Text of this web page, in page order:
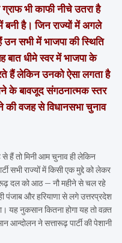
भी काफी नीचे उतरा है
बनी है। जिन राज्यों में अगले
सभी में भाजपा की स्थिति
बात धीमे स्वर में भाजपा के
हैं लेकिन उनको ऐसा लगता है
के बावजूद संगठनात्मक स्तर
की वजह से विधानसभा चुनाव
हैं तो मिनी आम चुनाव ही लेकिन
सभी राज्यों में किसी एक मुद्दे को लेकर
दल को आठ – नौ महीने से चल रहे
पंजाब और हरियाणा से लगे उत्तरप्रदेश
यह नुकसान कितना होगा यह तो वक़्त
आन्दोलन ने सत्तारूढ़ पार्टी की पेशानी